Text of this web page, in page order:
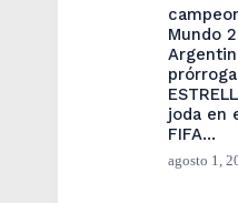
Mundo
joda en
FIFA…
agosto 1,